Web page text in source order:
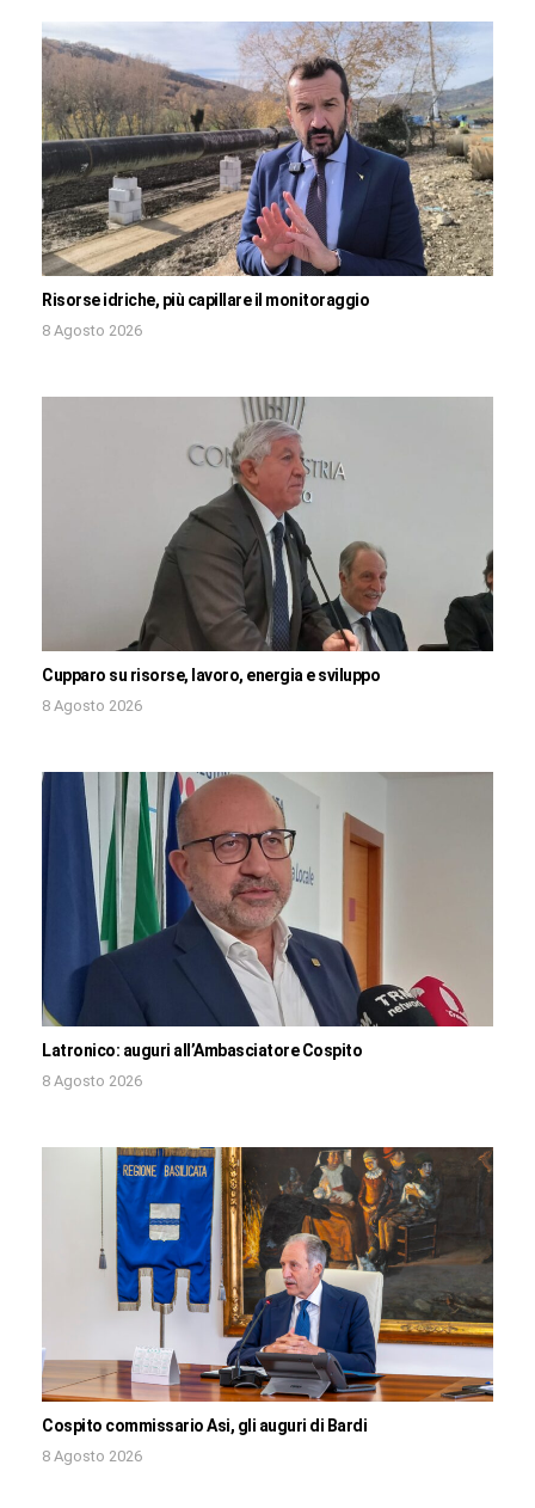
Risorse idriche, più capillare il monitoraggio
8 Agosto 2026
Cupparo su risorse, lavoro, energia e sviluppo
8 Agosto 2026
Latronico: auguri all’Ambasciatore Cospito
8 Agosto 2026
Cospito commissario Asi, gli auguri di Bardi
8 Agosto 2026